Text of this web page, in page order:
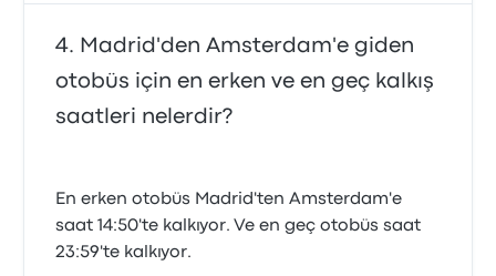
Madrid'den Amsterdam'e giden
otobüs için en erken ve en geç kalkış
saatleri nelerdir?
En erken otobüs Madrid'ten Amsterdam'e
saat 14:50'te kalkıyor. Ve en geç otobüs saat
23:59'te kalkıyor.